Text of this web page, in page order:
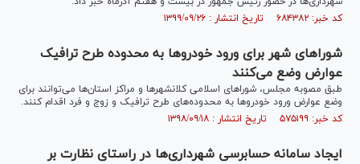
کد خبر: ۶۸۴۳۸۲ تاریخ انتشار : ۱۳۹۹/۰۹/۲۶
شورا‌های شهر برای ورود خودرو‌ها به محدوده طرح ترافیک
عوارض وضع می‌کنند
طبق مصوبه مجلس، شورا‌های اسلامی کلانشهر‌ها و مراکز استان‌ها می‌توانند برای
وضع عوارض ورود خودرو‌ها به محدوده‌های طرح ترافیک و زوج و فرد اقدام کنند.
کد خبر: ۵۷۵۱۹۹ تاریخ انتشار : ۱۳۹۸/۰۹/۱۸
ایجاد سامانه حسابرسی شهرداری‌ها در راستای نظارت بر